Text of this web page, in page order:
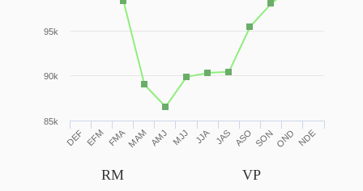
DEF EFM FMAMAM AMJ MJJ JJA JAS ASO SONOND NDE
85k
90k
95k
RM VP